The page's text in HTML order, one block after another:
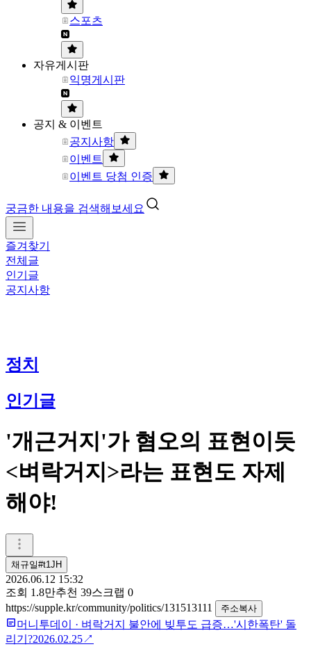
스포츠
자유게시판
익명게시판
공지 & 이벤트
공지사항
이벤트
이벤트 당첨 인증
궁금한 내용을 검색해보세요
즐겨찾기
전체글
인기글
공지사항
정치
인기글
'개근거지'가 혐오의 표현이듯
<벼락거지>라는 표현도 자제
해야!
채규일#t1JH
2026.06.12 15:32
조회 1.8만추천 39스크랩 0
https://supple.kr/community/politics/131513111
주소복사
머니투데이 · 벼락거지 불안에 빚투도 급증…'시한폭탄' 돌
리기?2026.02.25↗